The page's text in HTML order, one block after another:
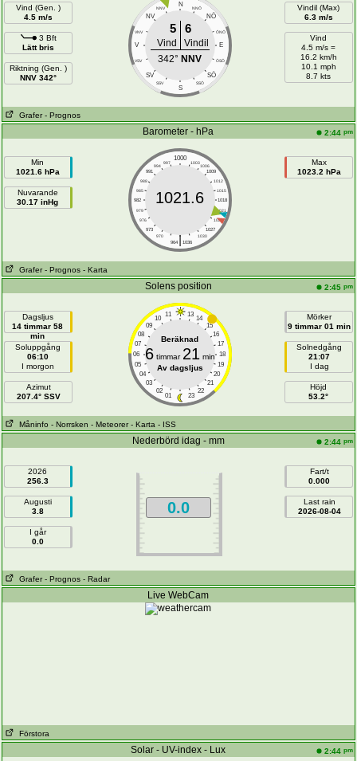
Vind (Gen. )
4.5 m/s
3 Bft
Lätt bris
Riktning (Gen. )
NNV 342°
N
NNV NNÖ
NV NÖ
VNV ÖNÖ
V E
VSV ÖSÖ
SV SÖ
SSV SSÖ
S
5 6
Vind
Vindil
342° NNV
Vindil (Max)
6.3 m/s
Vind
4.5 m/s =
16.2 km/h
10.1 mph
8.7 kts
Grafer - Prognos
Barometer - hPa 2:44 pm
Min
1021.6 hPa
Nuvarande
30.17 inHg
1000
997 1003
994
1006
991
1009
988
1012
985
1015
982
1018
979
1021
976
1024
973
1027
970
1030
|
964 1036
1021.6
Max
1023.2 hPa
Grafer - Prognos - Karta
Solens position 2:45 pm
Dagsljus
14 timmar 58
min
Soluppgång
06:10
I morgon
Azimut
207.4° SSV
11 13
10
14
09
15
08
16
07
17
06
18
05
19
04
20
03
21
02
22
01 23
Beräknad
6timmar 21 min
Av dagsljus
Mörker
9 timmar 01 min
Solnedgång
21:07
I dag
Höjd
53.2°
Måninfo - Norrsken - Meteorer - Karta - ISS
Nederbörd idag - mm 2:44 pm
2026
256.3
Augusti
3.8
I går
0.0
0.0
Fart/t
0.000
Last rain
2026-08-04
Grafer - Prognos - Radar
Live WebCam
Förstora
Solar - UV-index - Lux 2:44 pm